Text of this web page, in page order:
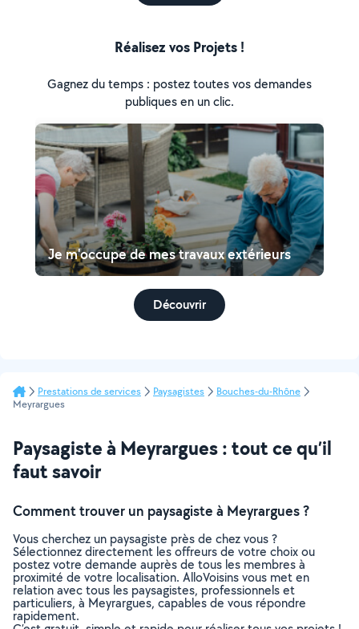
Réalisez vos Projets !
Gagnez du temps : postez toutes vos demandes
publiques en un clic.
Je m'occupe de mes travaux extérieurs
Découvrir
Prestations de services Paysagistes
Bouches-du-Rhône
Meyrargues
Paysagiste à Meyrargues : tout ce qu’il
faut savoir
Comment trouver un paysagiste à Meyrargues ?
Vous cherchez un paysagiste près de chez vous ?
Sélectionnez directement les offreurs de votre choix ou
postez votre demande auprès de tous les membres à
proximité de votre localisation. AlloVoisins vous met en
relation avec tous les paysagistes, professionnels et
particuliers, à Meyrargues, capables de vous répondre
rapidement.